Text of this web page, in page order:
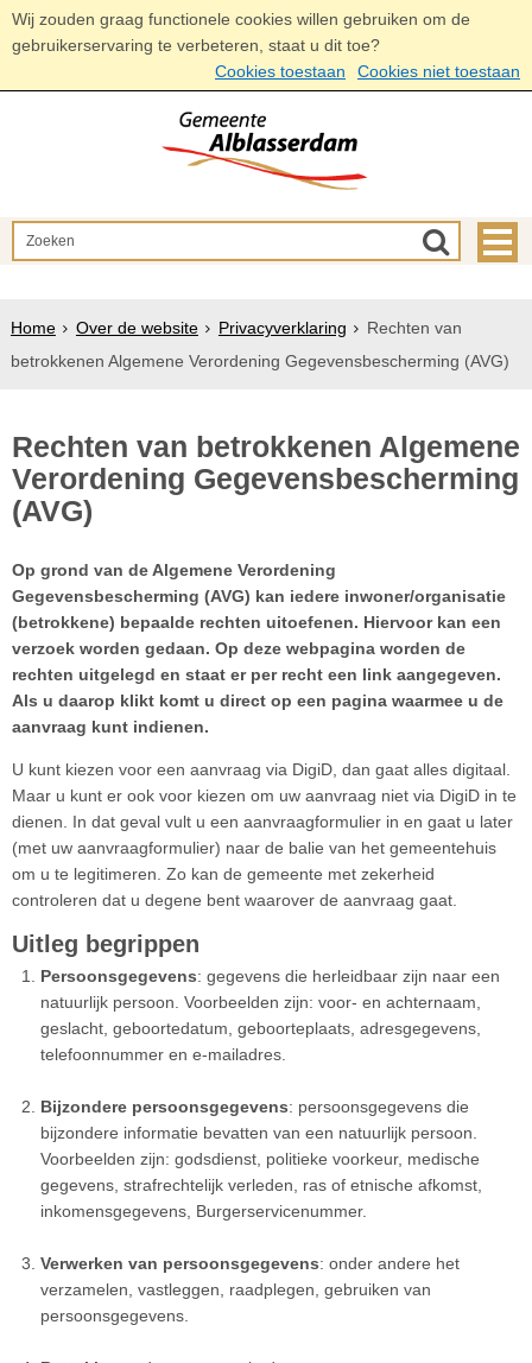
Wij zouden graag functionele cookies willen gebruiken om de
gebruikerservaring te verbeteren, staat u dit toe?
Cookies toestaan
Cookies niet toestaan
Home Over de website Privacyverklaring
Rechten van
betrokkenen Algemene Verordening Gegevensbescherming (AVG)
Rechten van betrokkenen Algemene
Verordening Gegevensbescherming
(AVG)
Op grond van de Algemene Verordening
Gegevensbescherming (AVG) kan iedere inwoner/organisatie
(betrokkene) bepaalde rechten uitoefenen. Hiervoor kan een
verzoek worden gedaan. Op deze webpagina worden de
rechten uitgelegd en staat er per recht een link aangegeven.
Als u daarop klikt komt u direct op een pagina waarmee u de
aanvraag kunt indienen.
U kunt kiezen voor een aanvraag via DigiD, dan gaat alles digitaal.
Maar u kunt er ook voor kiezen om uw aanvraag niet via DigiD in te
dienen. In dat geval vult u een aanvraagformulier in en gaat u later
(met uw aanvraagformulier) naar de balie van het gemeentehuis
om u te legitimeren. Zo kan de gemeente met zekerheid
controleren dat u degene bent waarover de aanvraag gaat.
Uitleg begrippen
Persoonsgegevens: gegevens die herleidbaar zijn naar een
natuurlijk persoon. Voorbeelden zijn: voor- en achternaam,
geslacht, geboortedatum, geboorteplaats, adresgegevens,
telefoonnummer en e-mailadres.
Bijzondere persoonsgegevens: persoonsgegevens die
bijzondere informatie bevatten van een natuurlijk persoon.
Voorbeelden zijn: godsdienst, politieke voorkeur, medische
gegevens, strafrechtelijk verleden, ras of etnische afkomst,
inkomensgegevens, Burgerservicenummer.
Verwerken van persoonsgegevens: onder andere het
verzamelen, vastleggen, raadplegen, gebruiken van
persoonsgegevens.